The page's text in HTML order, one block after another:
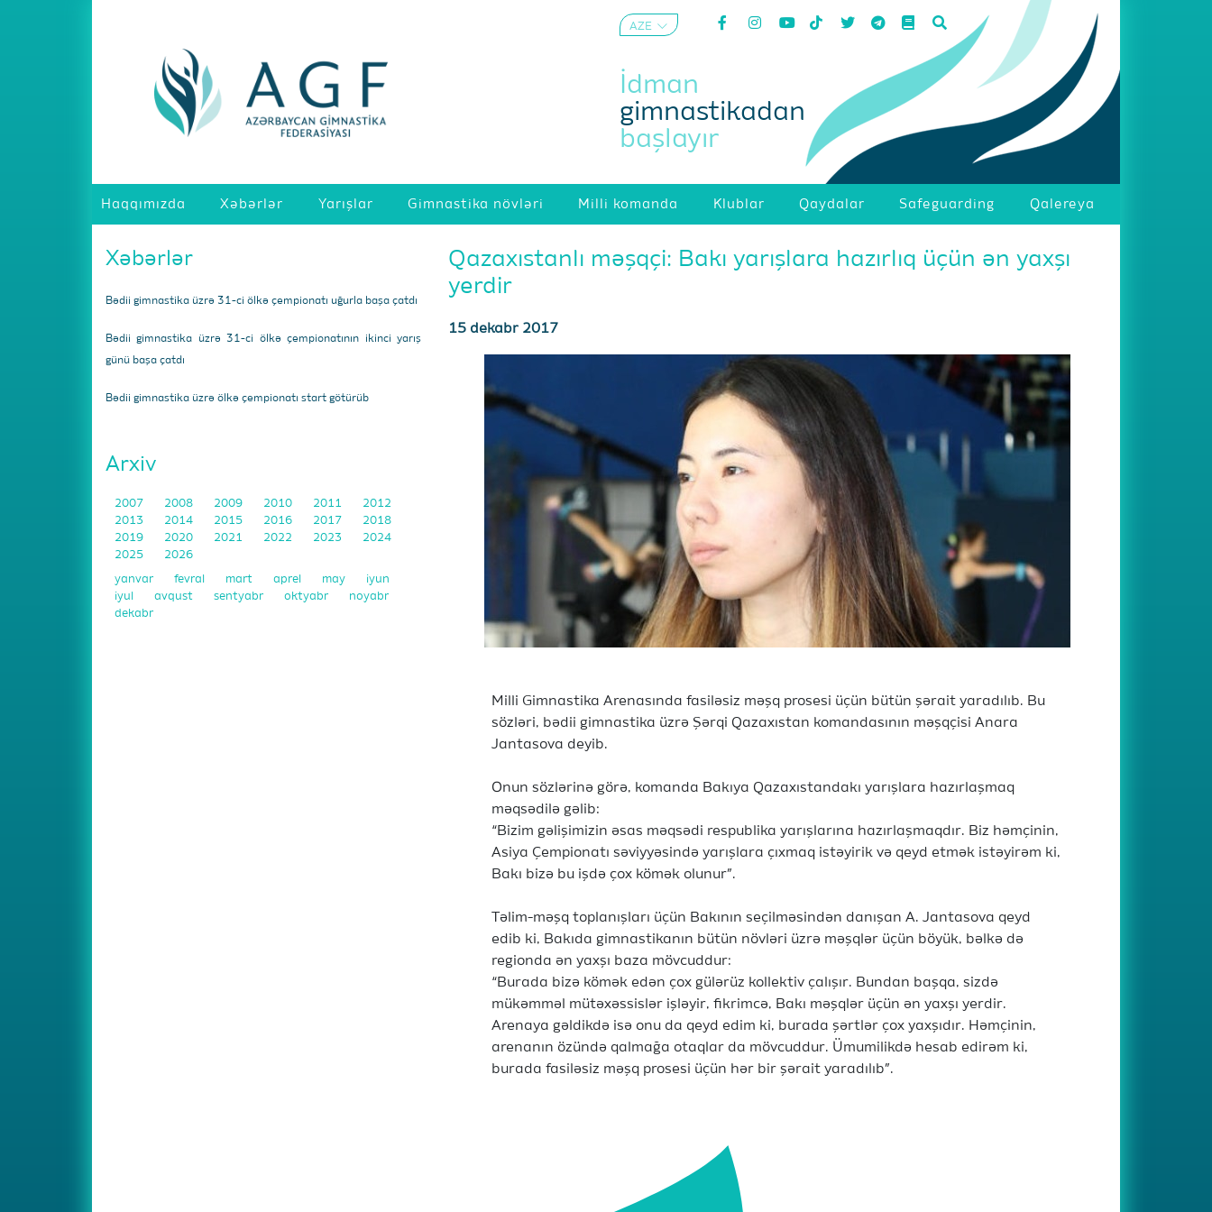
AZE
İdman
gimnastikadan
başlayır
Haqqımızda Xəbərlər Yarışlar Gimnastika növləri Milli komanda Klublar Qaydalar Safeguarding Qalereya
Xəbərlər
Bədii gimnastika üzrə 31-ci ölkə çempionatı uğurla başa çatdı
Bədii gimnastika üzrə 31-ci ölkə çempionatının ikinci yarış
günü başa çatdı
Bədii gimnastika üzrə ölkə çempionatı start götürüb
Arxiv
2007 2008 2009 2010 2011
2012
2013
2014 2015 2016 2017
2018
2019
2020 2021 2022 2023
2024
2025
2026
yanvar fevral mart aprel may
iyun
iyul
avqust sentyabr oktyabr
noyabr
dekabr
Qazaxıstanlı məşqçi: Bakı yarışlara hazırlıq üçün ən yaxşı
yerdir
15 dekabr 2017
Milli Gimnastika Arenasında fasiləsiz məşq prosesi üçün bütün şərait yaradılıb. Bu
sözləri, bədii gimnastika üzrə Şərqi Qazaxıstan komandasının məşqçisi Anara
Jantasova deyib.
Onun sözlərinə görə, komanda Bakıya Qazaxıstandakı yarışlara hazırlaşmaq
məqsədilə gəlib:
“Bizim gəlişimizin əsas məqsədi respublika yarışlarına hazırlaşmaqdır. Biz həmçinin,
Asiya Çempionatı səviyyəsində yarışlara çıxmaq istəyirik və qeyd etmək istəyirəm ki,
Bakı bizə bu işdə çox kömək olunur”.
Təlim-məşq toplanışları üçün Bakının seçilməsindən danışan A. Jantasova qeyd
edib ki, Bakıda gimnastikanın bütün növləri üzrə məşqlər üçün böyük, bəlkə də
regionda ən yaxşı baza mövcuddur:
“Burada bizə kömək edən çox gülərüz kollektiv çalışır. Bundan başqa, sizdə
mükəmməl mütəxəssislər işləyir, fikrimcə, Bakı məşqlər üçün ən yaxşı yerdir.
Arenaya gəldikdə isə onu da qeyd edim ki, burada şərtlər çox yaxşıdır. Həmçinin,
arenanın özündə qalmağa otaqlar da mövcuddur. Ümumilikdə hesab edirəm ki,
burada fasiləsiz məşq prosesi üçün hər bir şərait yaradılıb”.